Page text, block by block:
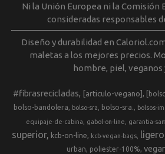
Ni la Unión Europea ni la Comisión
consideradas responsables
Diseño y durabilidad en
maletas a los mejores precios.
hombre, piel, veganos
#fibrasrecicladas [articulo-vegano]
bolso-bandolera bolso-sra bolso-sra. bolsos-
equipaje-de-cabina gabol-on-line garantia-
superior
kcb-on-line kcb-vegan-bags ligero
urban
poliester-100%